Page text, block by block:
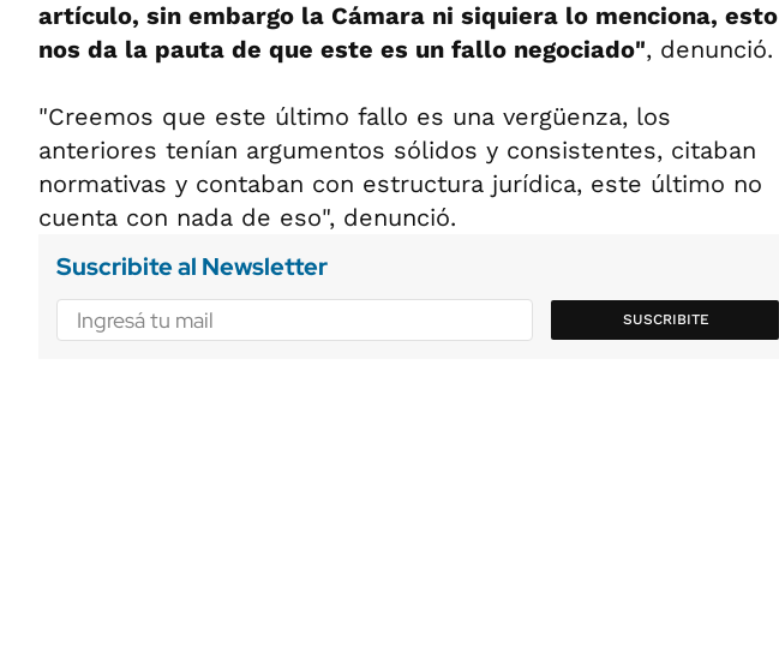
artículo, sin embargo la Cámara ni siquiera lo menciona, esto
nos da la pauta de que este es un fallo negociado", denunció.
"Creemos que este último fallo es una vergüenza, los
anteriores tenían argumentos sólidos y consistentes, citaban
normativas y contaban con estructura jurídica, este último no
cuenta con nada de eso", denunció.
Suscribite al Newsletter
SUSCRIBITE